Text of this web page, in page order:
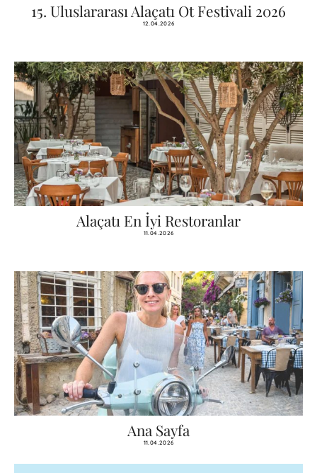
15. Uluslararası Alaçatı Ot Festivali 2026
12.04.2026
Alaçatı En İyi Restoranlar
11.04.2026
Ana Sayfa
11.04.2026